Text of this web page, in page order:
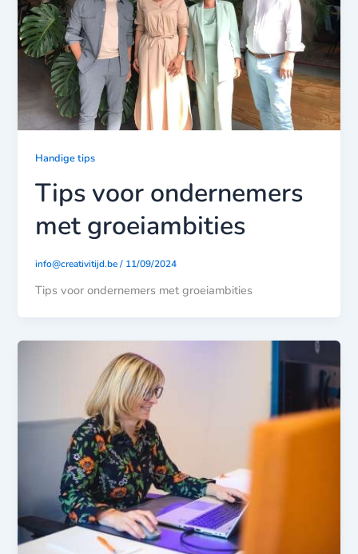
Handige tips
Tips voor ondernemers
met groeiambities
info@creativitijd.be/ 11/09/2024
Tips voor ondernemers met groeiambities